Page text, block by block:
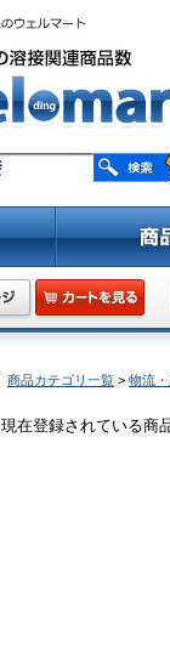
商品カテゴリ一覧 > 物流
現在登録されている商